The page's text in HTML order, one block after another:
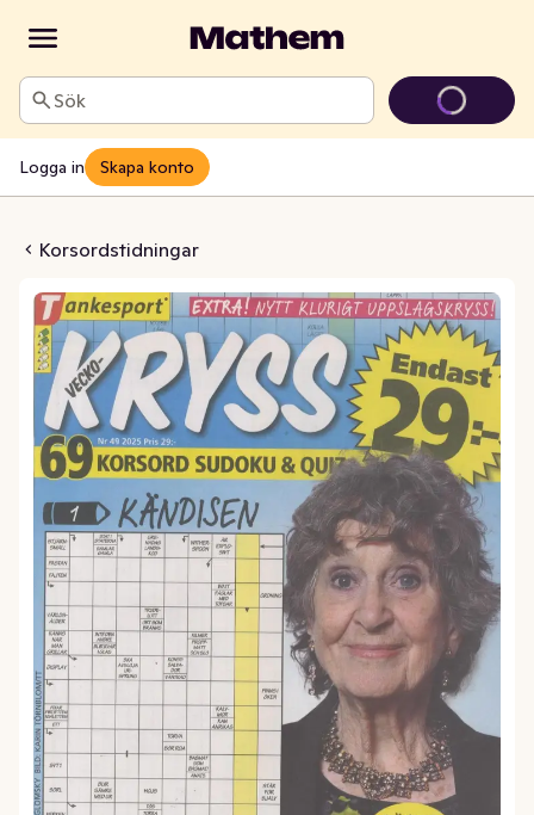
Sök
Logga in Skapa konto
Korsordstidningar
Tidsam